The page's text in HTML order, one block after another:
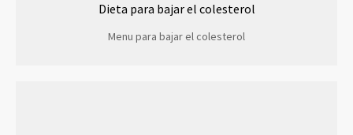
Dieta para bajar el colesterol
Menu para bajar el colesterol